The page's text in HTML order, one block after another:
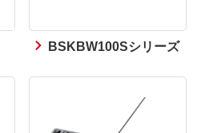
BSKBW100Sシリーズ